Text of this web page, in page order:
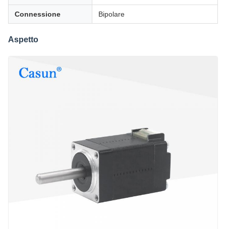
Connessione Bipolare
Aspetto